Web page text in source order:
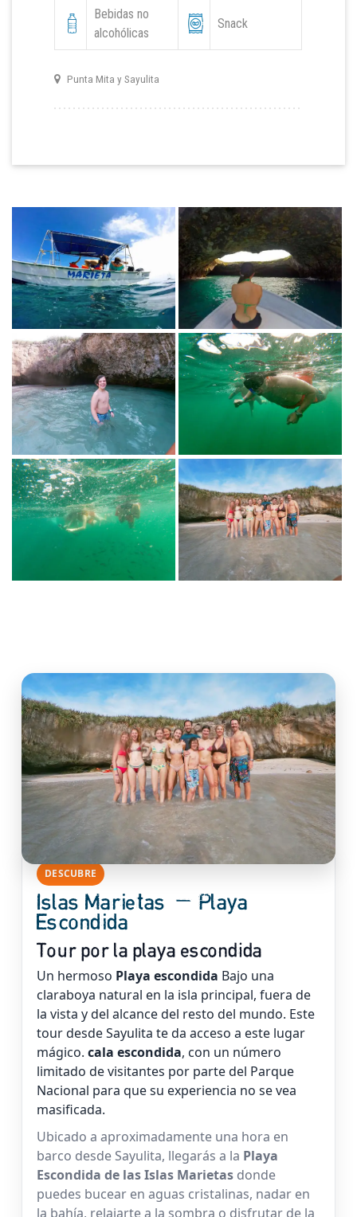
Bebidas no
alcohólicas
Snack
Punta Mita y Sayulita
DESCUBRE
Islas Marietas — Playa
Escondida
Tour por la playa escondida
Un hermoso Playa escondida Bajo una
claraboya natural en la isla principal, fuera de
la vista y del alcance del resto del mundo. Este
tour desde Sayulita te da acceso a este lugar
mágico. cala escondida, con un número
limitado de visitantes por parte del Parque
Nacional para que su experiencia no se vea
masificada.
Ubicado a aproximadamente una hora en
barco desde Sayulita, llegarás a la Playa
Escondida de las Islas Marietas donde
puedes bucear en aguas cristalinas, nadar en
la bahía, relajarte a la sombra o disfrutar de la